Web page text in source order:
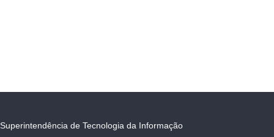
Superintendência de Tecnologia da Informação